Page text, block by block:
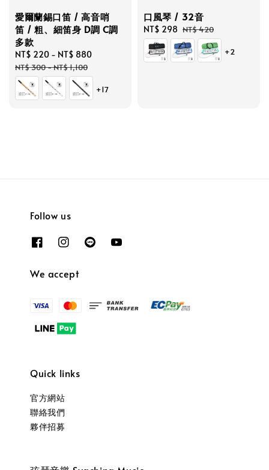
愛爾蘭錫口笛 / 高音哨
笛 / 粗、細笛身 D調 C調
多款
Sale
price
NT$ 220 - NT$ 880
NT$ 300-NT$ 1,100
+17
口風琴 / 32音
Sale
price
NT$ 298 Regular
price
NT$ 420
+2
Follow us
We accept
Quick links
官方網站
聯絡我們
夥伴招募